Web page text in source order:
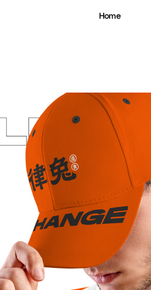
Home